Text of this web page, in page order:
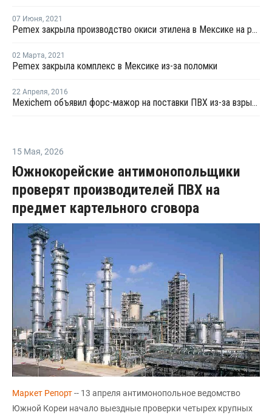
07 Июня, 2021
Pemex закрыла производство окиси этилена в Мексике на ремонт
02 Марта, 2021
Pemex закрыла комплекс в Мексике из-за поломки
22 Апреля, 2016
Mexichem объявил форc-мажор на поставки ПВХ из-за взрыва на заводе ВХМ
15 Мая, 2026
Южнокорейские антимонопольщики
проверят производителей ПВХ на
предмет картельного сговора
Маркет Репорт-- 13 апреля антимонопольное ведомство
Южной Кореи начало выездные проверки четырех крупных